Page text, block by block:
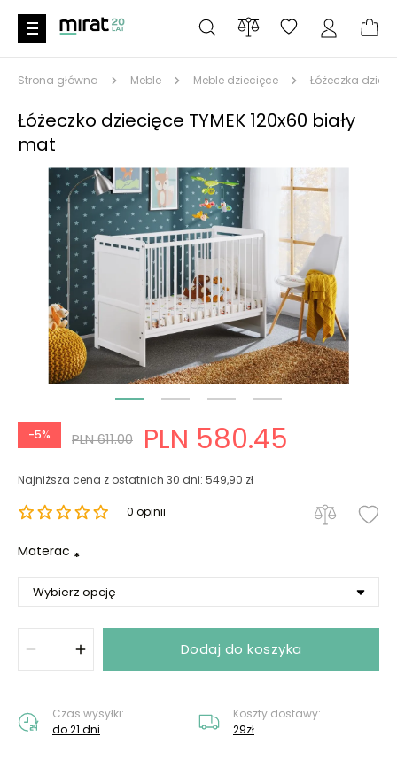
Strona główna Meble Meble dziecięce Łóżeczka
Łóżeczko dziecięce TYMEK 120x60 biały
mat
-5% PLN 611.00 PLN 580.45
Najniższa cena z ostatnich 30 dni: 549,90 zł
0 opinii
Materac *
Dodaj do koszyka
Czas wysyłki:
do 21 dni
Koszty dostawy:
29zł